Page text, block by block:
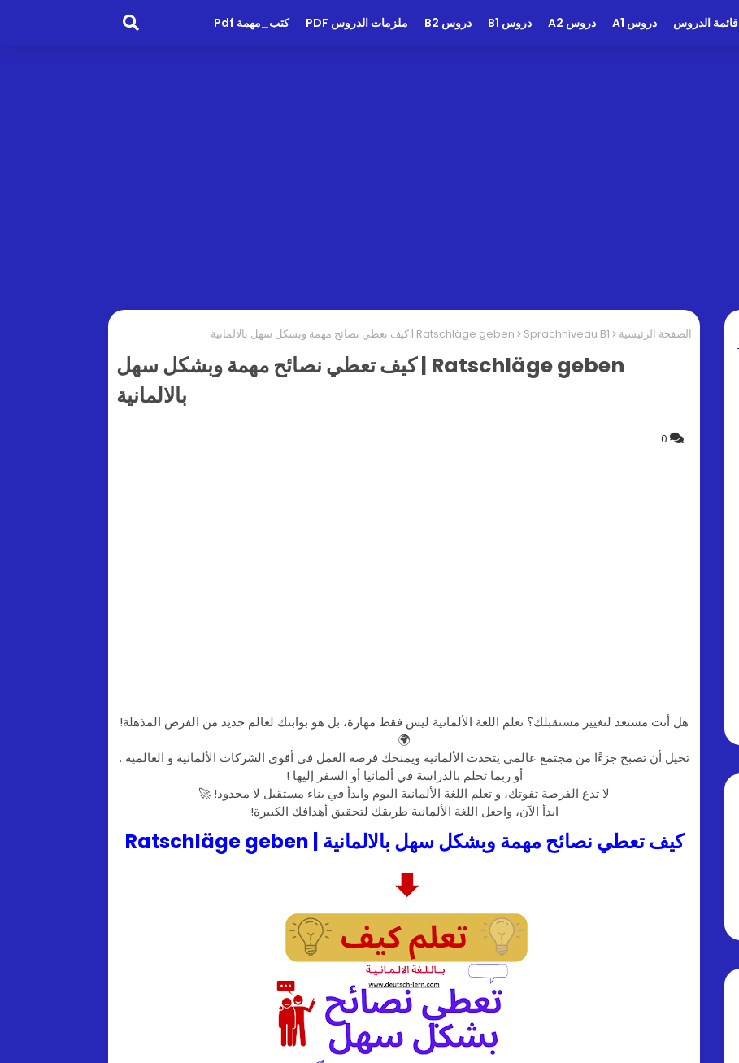
قائمة الدروس دروس A1 دروس A2 دروس B1 دروس B2 ملزمات الدروس PDF كتب_مهمة Pdf
الصفحة الرئيسية Sprachniveau B1 Ratschläge geben | كيف تعطي نصائح مهمة وبشكل سهل بالالمانية
Ratschläge geben | كيف تعطي نصائح مهمة وبشكل سهل
بالالمانية
هل أنت مستعد لتغيير مستقبلك؟ تعلم اللغة الألمانية ليس فقط مهارة، بل هو بوابتك لعالم جديد من الفرص المذهلة!
🌍
تخيل أن تصبح جزءًا من مجتمع عالمي يتحدث الألمانية ويمنحك فرصة العمل في أقوى الشركات الألمانية و العالمية .
أو ربما تحلم بالدراسة في ألمانيا أو السفر إليها !
لا تدع الفرصة تفوتك، و تعلم اللغة الألمانية اليوم وابدأ في بناء مستقبل لا محدود! 🚀
ابدأ الآن، واجعل اللغة الألمانية طريقك لتحقيق أهدافك الكبيرة!
Ratschläge geben | كيف تعطي نصائح مهمة وبشكل سهل بالالمانية